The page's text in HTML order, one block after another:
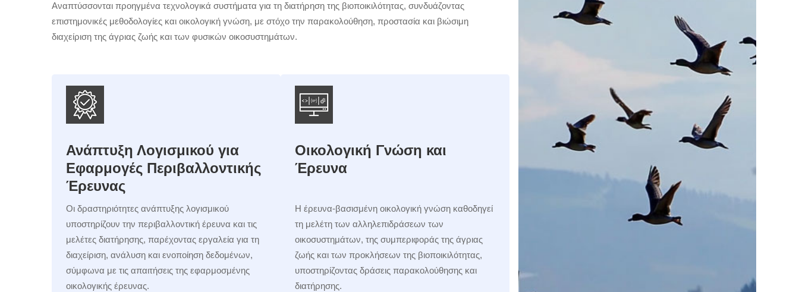
Αναπτύσσονται προηγμένα τεχνολογικά συστήματα για τη διατήρηση της βιοποικιλότητας, συνδυάζοντας
επιστημονικές μεθοδολογίες και οικολογική γνώση, με στόχο την παρακολούθηση, προστασία και βιώσιμη
διαχείριση της άγριας ζωής και των φυσικών οικοσυστημάτων.
Ανάπτυξη Λογισμικού για
Εφαρμογές Περιβαλλοντικής
Έρευνας
Οι δραστηριότητες ανάπτυξης λογισμικού
υποστηρίζουν την περιβαλλοντική έρευνα και τις
μελέτες διατήρησης, παρέχοντας εργαλεία για τη
διαχείριση, ανάλυση και ενοποίηση δεδομένων,
σύμφωνα με τις απαιτήσεις της εφαρμοσμένης
οικολογικής έρευνας.
Οικολογική Γνώση και
Έρευνα
Η έρευνα-βασισμένη οικολογική γνώση καθοδηγεί
τη μελέτη των αλληλεπιδράσεων των
οικοσυστημάτων, της συμπεριφοράς της άγριας
ζωής και των προκλήσεων της βιοποικιλότητας,
υποστηρίζοντας δράσεις παρακολούθησης και
διατήρησης.